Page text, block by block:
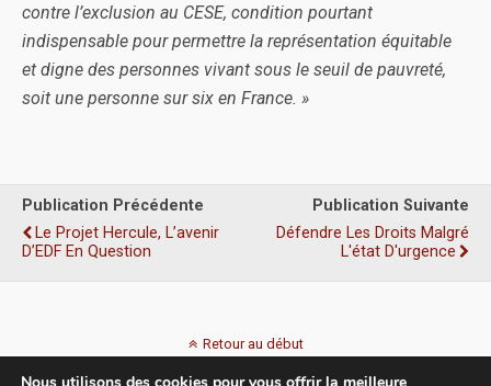
contre l’exclusion au CESE, condition pourtant
indispensable pour permettre la représentation équitable
et digne des personnes vivant sous le seuil de pauvreté,
soit une personne sur six en France. »
Publication Précédente
Le Projet Hercule, L’avenir
D’EDF En Question
Publication Suivante
Défendre Les Droits Malgré
L'état D'urgence
Retour au début